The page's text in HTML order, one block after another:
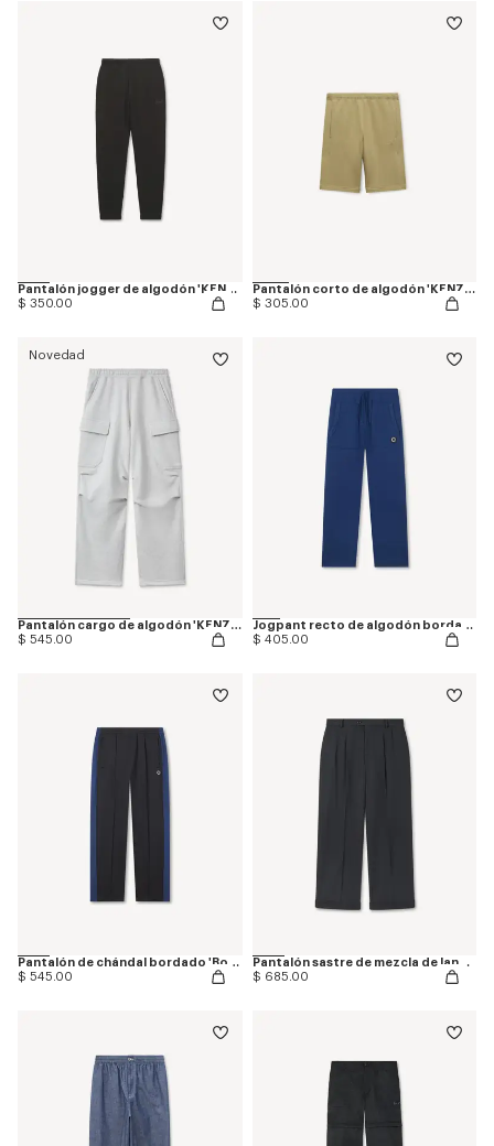
Pantalón jogger de algodón 'KENZO Signature'
$ 350.00
Pantalón corto de algodón 'KENZO Signature'
$ 305.00
Novedad
Pantalón cargo de algodón 'KENZO Signature'
$ 545.00
Jogpant recto de algodón bordado 'Boke Flower 2.0'
$ 405.00
Pantalón de chándal bordado 'Boke Flower 2.0'
$ 545.00
Pantalón sastre de mezcla de lana virgen
$ 685.00